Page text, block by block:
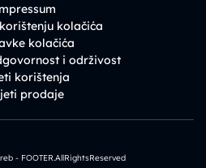
kolačića
kolačića
i održivost
korištenja
prodaje
- FOOTER.AllRightsReserved